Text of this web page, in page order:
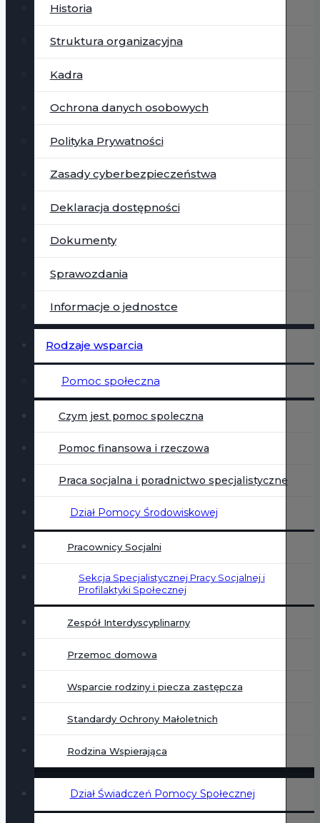
Historia
Struktura organizacyjna
Kadra
Ochrona danych osobowych
Polityka Prywatności
Zasady cyberbezpieczeństwa
Deklaracja dostępności
Dokumenty
Sprawozdania
Informacje o jednostce
Rodzaje wsparcia
Pomoc społeczna
Czym jest pomoc spoleczna
Pomoc finansowa i rzeczowa
Praca socjalna i poradnictwo specjalistyczne
Dział Pomocy Środowiskowej
Pracownicy Socjalni
Sekcja Specjalistycznej Pracy Socjalnej i
Profilaktyki Społecznej
Zespół Interdyscyplinarny
Przemoc domowa
Wsparcie rodziny i piecza zastępcza
Standardy Ochrony Małoletnich
Rodzina Wspierająca
Dział Świadczeń Pomocy Społecznej